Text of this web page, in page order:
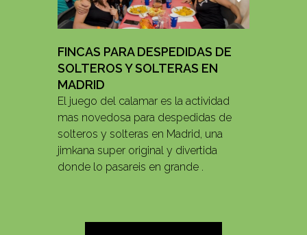
FINCAS PARA DESPEDIDAS DE
SOLTEROS Y SOLTERAS EN
MADRID
El juego del calamar es la actividad
mas novedosa para despedidas de
solteros y solteras en Madrid, una
jimkana super original y divertida
donde lo pasareis en grande .